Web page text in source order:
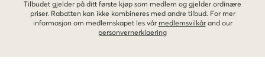
Tilbudet gjelder på ditt første kjøp som medlem og gjelder ordinære
priser. Rabatten kan ikke kombineres med andre tilbud. For mer
informasjon om medlemskapet les vår medlemsvilkår and our
personvernerklaering